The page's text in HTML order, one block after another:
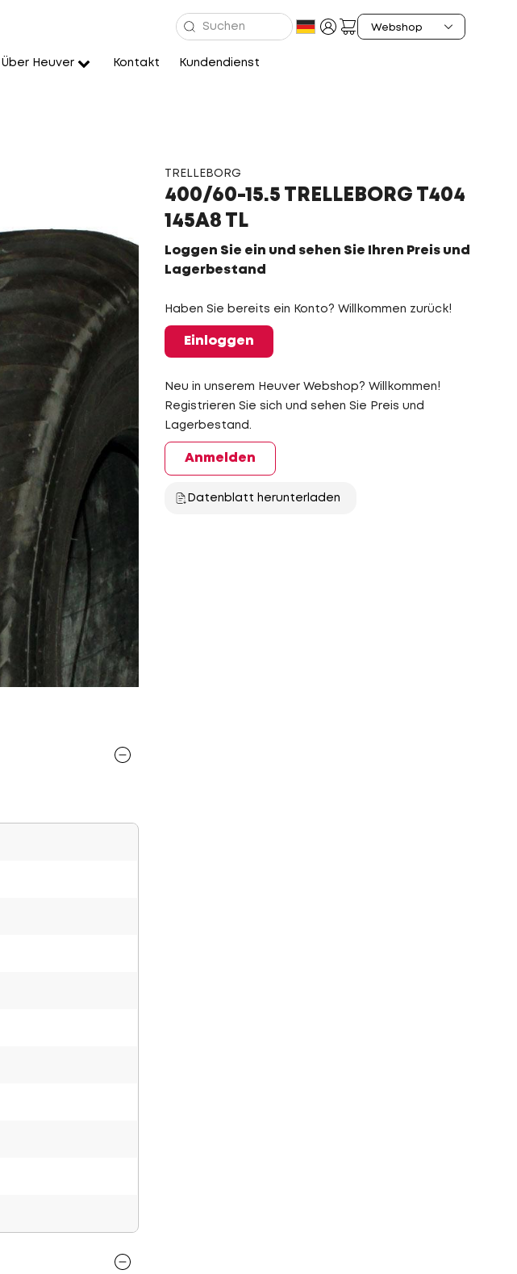
Über Heuver Kontakt Kundendienst
TRELLEBORG
400/60-15.5 TRELLEBORG T404
145A8 TL
Loggen Sie ein und sehen Sie Ihren Preis und
Lagerbestand
Haben Sie bereits ein Konto? Willkommen zurück!
Einloggen
Neu in unserem Heuver Webshop? Willkommen!
Registrieren Sie sich und sehen Sie Preis und
Lagerbestand.
Anmelden
Datenblatt herunterladen